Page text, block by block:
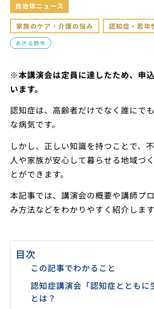
自治体ニュース
家族のケア・介護の悩み , 認知症・若年
あきる野市
※本講演会は定員に達したため、申
います。
認知症は、高齢者だけでなく誰にで
な病気です。
しかし、正しい知識を持つことで、
人や家族が安心して暮らせる地域づ
とができます。
本記事では、講演会の概要や講師プ
み方法などをわかりやすく紹介します
目次
この記事でわかること
認知症講演会「認知症とともに
とは？